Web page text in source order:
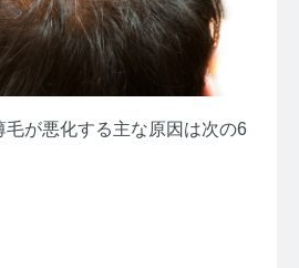
毛が悪化する主な原因は次の6